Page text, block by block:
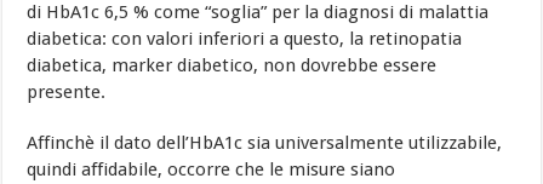
di HbA1c 6,5 % come “soglia” per la diagnosi di malattia
diabetica: con valori inferiori a questo, la retinopatia
diabetica, marker diabetico, non dovrebbe essere
presente.
Affinchè il dato dell’HbA1c sia universalmente utilizzabile,
quindi affidabile, occorre che le misure siano